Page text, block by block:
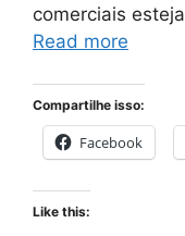
comerciais
Read more
Compartilhe isso:
Facebook
Like this: